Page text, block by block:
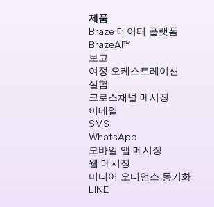
제품
Braze 데이터 플랫폼
BrazeAI™
보고
여정 오케스트레이션
실험
크로스채널 메시징
이메일
SMS
WhatsApp
모바일 앱 메시징
웹 메시징
미디어 오디언스 동기화
LINE